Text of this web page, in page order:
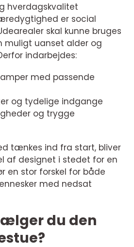
hverdagskvalitet
er social
skal kunne bruges
muligt uanset alder og
indarbejdes:
med passende
og tydelige indgange
og trygge
tænkes ind fra start, bliver
af designet i stedet for en
en stor forskel for både
med nedsat
du den